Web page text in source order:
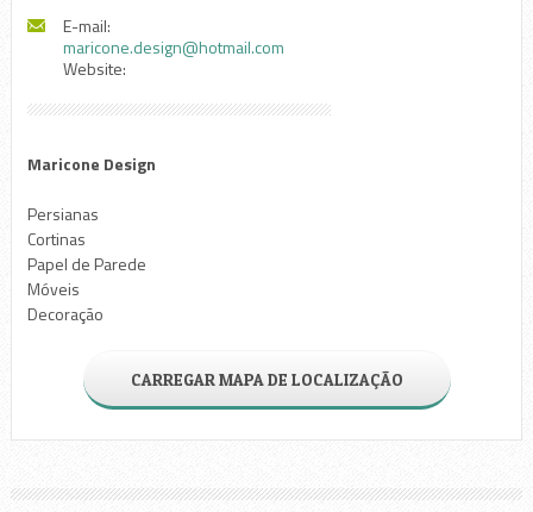
E-mail:
maricone.design@hotmail.com
Website:
Maricone Design
Persianas
Cortinas
Papel de Parede
Móveis
Decoração
CARREGAR MAPA DE LOCALIZAÇÃO